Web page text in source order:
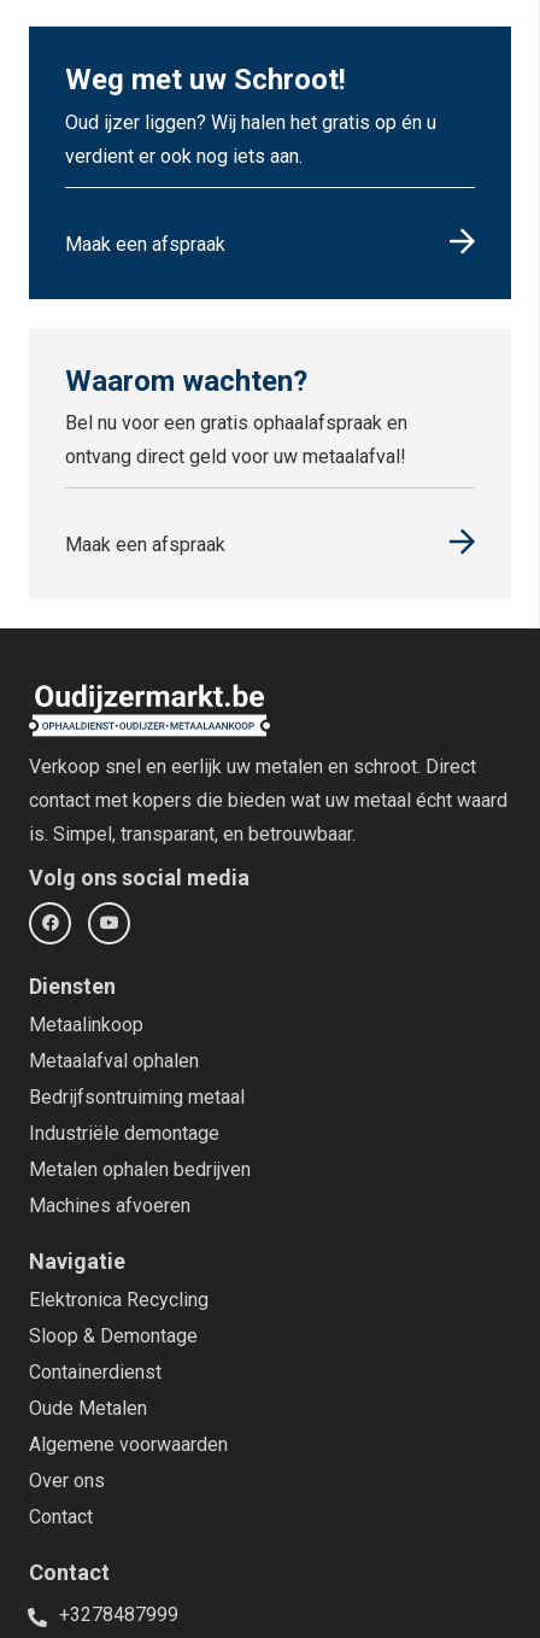
Weg met uw Schroot!
Oud ijzer liggen? Wij halen het gratis op én u
verdient er ook nog iets aan.
Maak een afspraak
Waarom wachten?
Bel nu voor een gratis ophaalafspraak en
ontvang direct geld voor uw metaalafval!
Maak een afspraak
Verkoop snel en eerlijk uw metalen en schroot. Direct
contact met kopers die bieden wat uw metaal écht waard
is. Simpel, transparant, en betrouwbaar.
Volg ons social media
Diensten
Metaalinkoop
Metaalafval ophalen
Bedrijfsontruiming metaal
Industriële demontage
Metalen ophalen bedrijven
Machines afvoeren
Navigatie
Elektronica Recycling
Sloop & Demontage
Containerdienst
Oude Metalen
Algemene voorwaarden
Over ons
Contact
Contact
+3278487999